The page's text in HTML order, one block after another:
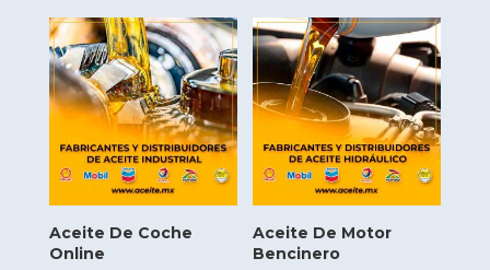
Aceite De Coche
Online
Aceite De Motor
Bencinero